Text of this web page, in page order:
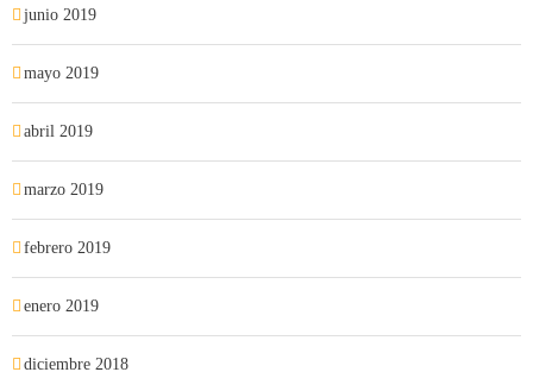
junio 2019
mayo 2019
abril 2019
marzo 2019
febrero 2019
enero 2019
diciembre 2018